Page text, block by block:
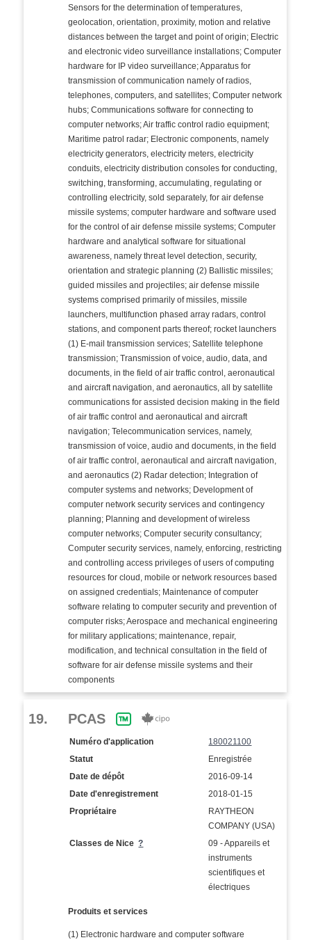
Sensors for the determination of temperatures,
geolocation, orientation, proximity, motion and relative
distances between the target and point of origin; Electric
and electronic video surveillance installations; Computer
hardware for IP video surveillance; Apparatus for
transmission of communication namely of radios,
telephones, computers, and satellites; Computer network
hubs; Communications software for connecting to
computer networks; Air traffic control radio equipment;
Maritime patrol radar; Electronic components, namely
electricity generators, electricity meters, electricity
conduits, electricity distribution consoles for conducting,
switching, transforming, accumulating, regulating or
controlling electricity, sold separately, for air defense
missile systems; computer hardware and software used
for the control of air defense missile systems; Computer
hardware and analytical software for situational
awareness, namely threat level detection, security,
orientation and strategic planning (2) Ballistic missiles;
guided missiles and projectiles; air defense missile
systems comprised primarily of missiles, missile
launchers, multifunction phased array radars, control
stations, and component parts thereof; rocket launchers
(1) E-mail transmission services; Satellite telephone
transmission; Transmission of voice, audio, data, and
documents, in the field of air traffic control, aeronautical
and aircraft navigation, and aeronautics, all by satellite
communications for assisted decision making in the field
of air traffic control and aeronautical and aircraft
navigation; Telecommunication services, namely,
transmission of voice, audio and documents, in the field
of air traffic control, aeronautical and aircraft navigation,
and aeronautics (2) Radar detection; Integration of
computer systems and networks; Development of
computer network security services and contingency
planning; Planning and development of wireless
computer networks; Computer security consultancy;
Computer security services, namely, enforcing, restricting
and controlling access privileges of users of computing
resources for cloud, mobile or network resources based
on assigned credentials; Maintenance of computer
software relating to computer security and prevention of
computer risks; Aerospace and mechanical engineering
for military applications; maintenance, repair,
modification, and technical consultation in the field of
software for air defense missile systems and their
components
19. PCAS
Numéro d'application
180021100
Statut
Enregistrée
Date de dépôt
2016-09-14
Date d'enregistrement
2018-01-15
Propriétaire
RAYTHEON
COMPANY (USA)
Classes de Nice?
09 - Appareils et
instruments
scientifiques et
électriques
Produits et services
(1) Electronic hardware and computer software